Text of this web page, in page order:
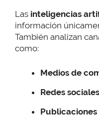
Las inteligencias
información
También analizan
como:
Medios de
Redes sociales